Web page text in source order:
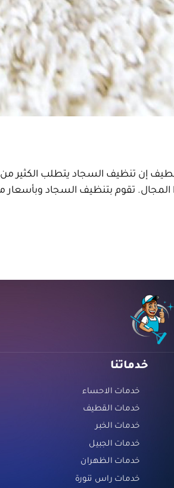
إن تنظيف السجاد يتطلب الكثير
المجال. تقوم بتنظيف السجاد
خدماتنا
خدمات الاحساء
خدمات القطيف
خدمات الخبر
خدمات الجبيل
خدمات الظهران
خدمات راس تنورة